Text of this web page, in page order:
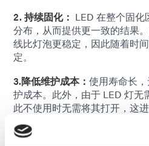
2. 持续固化： LED 在整个固
分布，从而提供更一致的结果
线比灯泡更稳定，因此随着时
定。
3.降低维护成本： 使用寿命长
护成本。此外，由于 LED 灯无
此不使用时无需将其打开，这
4.节省空间：
LED固化设备通